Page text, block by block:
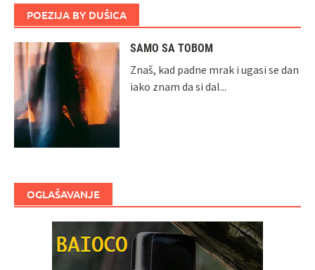
POEZIJA BY DUŠICA
SAMO SA TOBOM
Znaš, kad padne mrak i ugasi se dan
iako znam da si dal...
OGLAŠAVANJE